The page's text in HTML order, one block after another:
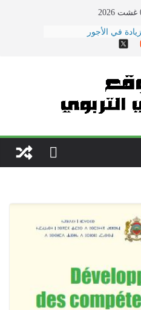
النقابات ووزارة
بسلا إلى
تعرضه لاعتداء \"همجي\"
في الأجور